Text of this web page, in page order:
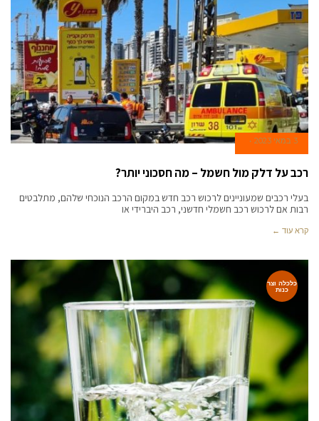
3 במאי 2023
רכב על דלק מול חשמל – מה חסכוני יותר?
בעלי רכבים שמעוניינים לרכוש רכב חדש במקום הרכב הנוכחי שלהם, מתלבטים
רבות אם לרכוש רכב חשמלי חדשני, רכב היברידי או
קרא עוד ←
כלכלה וצר
כנות